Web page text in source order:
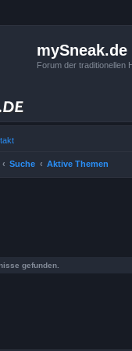
mySneak.de
Forum der traditionellen
Suche Aktive Themen
gefunden.